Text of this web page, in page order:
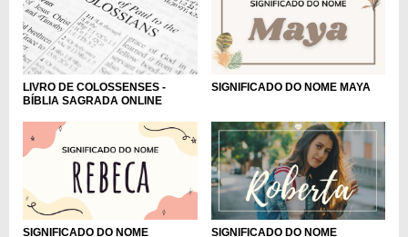
LIVRO DE COLOSSENSES -
BÍBLIA SAGRADA ONLINE
SIGNIFICADO DO NOME MAYA
SIGNIFICADO DO NOME
SIGNIFICADO DO NOME